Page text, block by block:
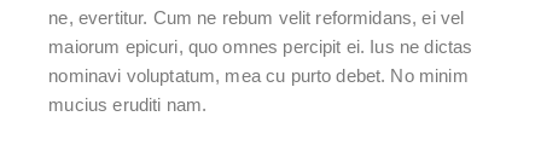
ne, evertitur. Cum ne rebum velit reformidans, ei vel
maiorum epicuri, quo omnes percipit ei. Ius ne dictas
nominavi voluptatum, mea cu purto debet. No minim
mucius eruditi nam.